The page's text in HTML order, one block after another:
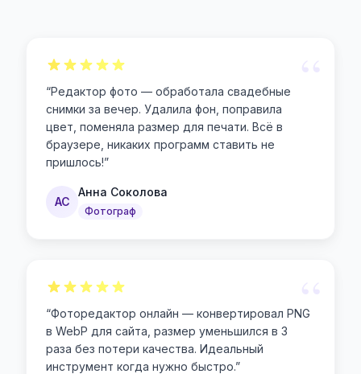
“Редактор фото — обработала свадебные
снимки за вечер. Удалила фон, поправила
цвет, поменяла размер для печати. Всё в
браузере, никаких программ ставить не
пришлось!”
АС
Анна Соколова
Фотограф
“
“Фоторедактор онлайн — конвертировал PNG
в WebP для сайта, размер уменьшился в 3
раза без потери качества. Идеальный
инструмент когда нужно быстро.”